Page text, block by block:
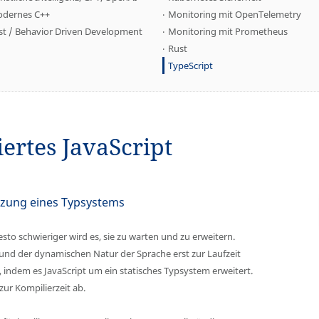
C++
/ Behavior Driven Development
Monitoring mit OpenTelemetry
Monitoring mit Prometheus
Rust
TypeScript
JavaScript
eines Typsystems
schwieriger wird es, sie zu warten und zu erweitern.
der dynamischen Natur der Sprache erst zur Laufzeit
es JavaScript um ein statisches Typsystem erweitert.
Kompilierzeit ab.